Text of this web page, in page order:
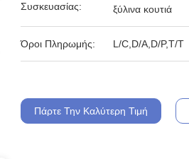
Συσκευασίας:
ξύλινα κουτιά
Όροι Πληρωμής: L/C,D/A,D/P,T/T
Πάρτε Την Καλύτερη Τιμή